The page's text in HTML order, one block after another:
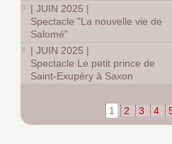
|JUIN 2025 |
Spectacle "La nouvelle vie de
Salomé"
|JUIN 2025 |
Spectacle Le petit prince de
Saint-Exupéry à Saxon
1 2 3 4